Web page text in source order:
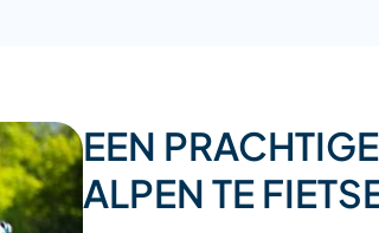
EEN
ALPEN TE